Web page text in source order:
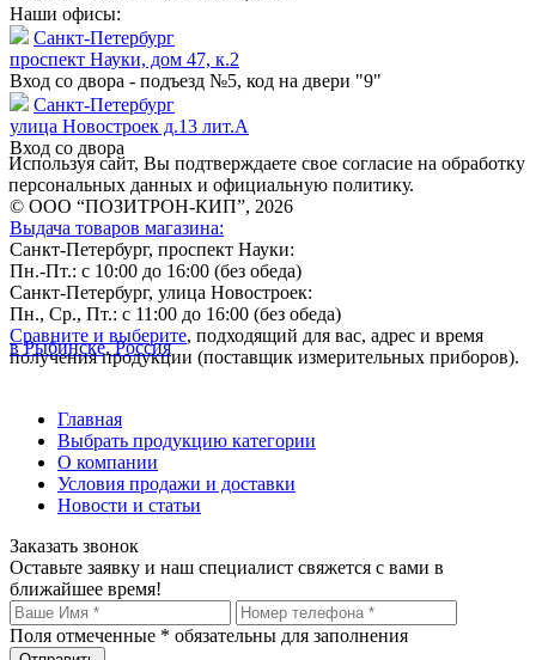
Наши офисы:
Санкт-Петербург
проспект Науки, дом 47, к.2
Вход со двора - подъезд №5, код на двери "9"
Санкт-Петербург
улица Новостроек д.13 лит.А
Вход со двора
Используя сайт, Вы подтверждаете свое согласие на обработку
персональных данных и официальную политику.
© ООО “ПОЗИТРОН-КИП”, 2026
Выдача товаров магазина:
Санкт-Петербург, проспект Науки:
Пн.-Пт.: с 10:00 до 16:00 (без обеда)
Санкт-Петербург, улица Новостроек:
Пн., Ср., Пт.: с 11:00 до 16:00 (без обеда)
Сравните и выберите, подходящий для вас, адрес и время
получения продукции (поставщик измерительных приборов).
в Рыбинске, Россия
Главная
Выбрать продукцию категории
О компании
Условия продажи и доставки
Новости и статьи
Заказать звонок
Оставьте заявку и наш специалист свяжется с вами в
ближайшее время!
Поля отмеченные * обязательны для заполнения